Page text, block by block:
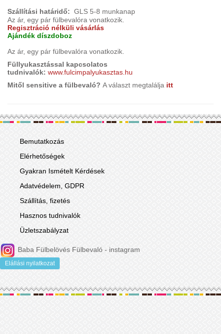
Szállítási határidő: GLS 5-8 munkanap
Az ár, egy pár fülbevalóra vonatkozik.
Regisztráció nélküli vásárlás
Ajándék díszdoboz
Az ár, egy pár fülbevalóra vonatkozik.
Füllyukasztással kapcsolatos
tudnivalók: www.fulcimpalyukasztas.hu
Mitől sensitive a fülbevaló? A választ megtalálja itt
Bemutatkozás
Elérhetőségek
Gyakran Ismételt Kérdések
Adatvédelem, GDPR
Szállítás, fizetés
Hasznos tudnivalók
Üzletszabályzat
Baba Fülbelövés Fülbevaló - instagram
Elállási nyilatkozat